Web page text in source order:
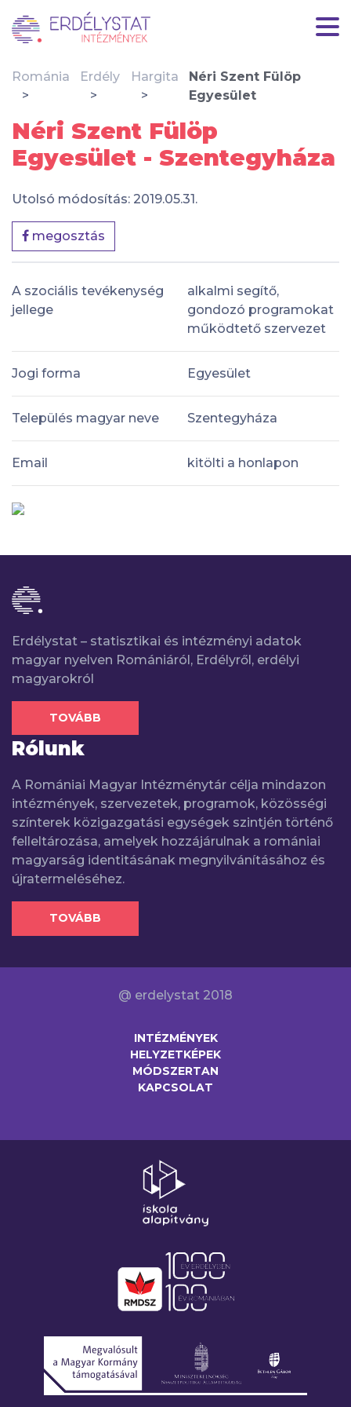
Románia Erdély Hargita
Néri Szent Fülöp
Egyesület
Néri Szent Fülöp
Egyesület - Szentegyháza
Utolsó módosítás: 2019.05.31.
megosztás
A szociális tevékenység
jellege
alkalmi segítő,
gondozó programokat
működtető szervezet
Jogi forma Egyesület
Település magyar neve Szentegyháza
Email kitölti a honlapon
Erdélystat – statisztikai és intézményi adatok
magyar nyelven Romániáról, Erdélyről, erdélyi
magyarokról
TOVÁBB
Rólunk
A Romániai Magyar Intézménytár célja mindazon
intézmények, szervezetek, programok, közösségi
színterek közigazgatási egységek szintjén történő
felleltározása, amelyek hozzájárulnak a romániai
magyarság identitásának megnyilvánításához és
újratermeléséhez.
TOVÁBB
@ erdelystat 2018
INTÉZMÉNYEK
HELYZETKÉPEK
MÓDSZERTAN
KAPCSOLAT